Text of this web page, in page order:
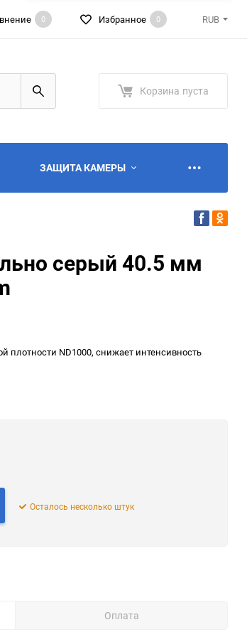
0 Избранное 0 RUB
Корзина пуста
ЗАЩИТА КАМЕРЫ
серый 40.5 мм
плотности ND1000, снижает интенсивность
Осталось несколько штук
Оплата